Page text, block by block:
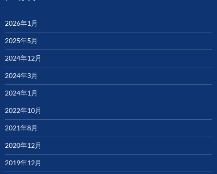
2026年1月
2025年5月
2024年12月
2024年3月
2024年1月
2022年10月
2021年8月
2020年12月
2019年12月